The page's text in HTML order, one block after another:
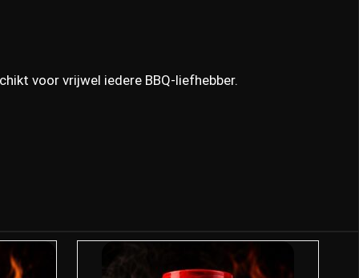
voor vrijwel iedere BBQ-liefhebber.